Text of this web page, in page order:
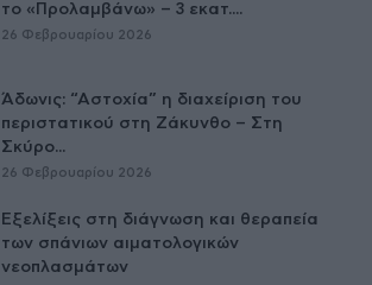
το «Προλαμβάνω» – 3 εκατ....
26 Φεβρουαρίου 2026
Άδωνις: “Αστοχία” η διαχείριση του
περιστατικού στη Ζάκυνθο – Στη
Σκύρο...
26 Φεβρουαρίου 2026
Εξελίξεις στη διάγνωση και θεραπεία
των σπάνιων αιματολογικών
νεοπλασμάτων